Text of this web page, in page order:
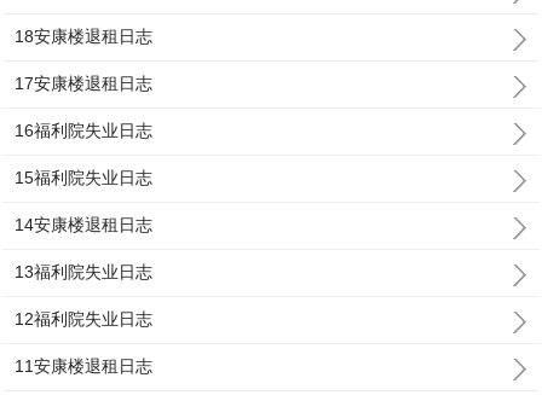
18安康楼退租日志
17安康楼退租日志
16福利院失业日志
15福利院失业日志
14安康楼退租日志
13福利院失业日志
12福利院失业日志
11安康楼退租日志